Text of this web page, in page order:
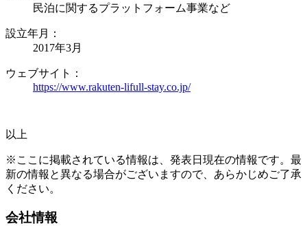
民泊に関するプラットフォーム事業など
設立年月：
2017年3月
ウェブサイト：
https://www.rakuten-lifull-stay.co.jp/
以上
※ここに掲載されている情報は、発表日現在の情報です。最
新の情報と異なる場合がございますので、あらかじめご了承
ください。
会社情報